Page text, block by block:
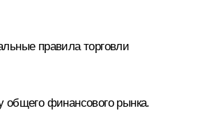
правила торговли
общего финансового рынка.